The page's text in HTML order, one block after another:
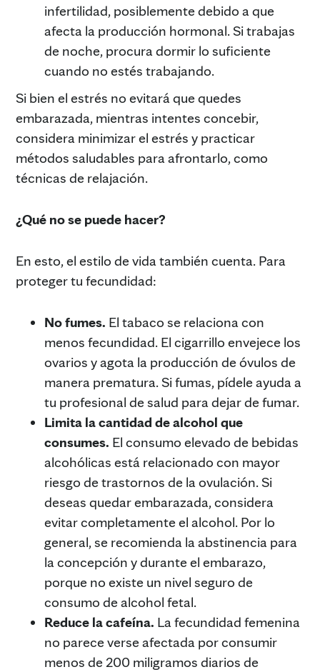
infertilidad, posiblemente debido a que
afecta la producción hormonal. Si trabajas
de noche, procura dormir lo suficiente
cuando no estés trabajando.
Si bien el estrés no evitará que quedes
embarazada, mientras intentes concebir,
considera minimizar el estrés y practicar
métodos saludables para afrontarlo, como
técnicas de relajación.
¿Qué no se puede hacer?
En esto, el estilo de vida también cuenta. Para
proteger tu fecundidad:
No fumes. El tabaco se relaciona con
menos fecundidad. El cigarrillo envejece los
ovarios y agota la producción de óvulos de
manera prematura. Si fumas, pídele ayuda a
tu profesional de salud para dejar de fumar.
Limita la cantidad de alcohol que
consumes. El consumo elevado de bebidas
alcohólicas está relacionado con mayor
riesgo de trastornos de la ovulación. Si
deseas quedar embarazada, considera
evitar completamente el alcohol. Por lo
general, se recomienda la abstinencia para
la concepción y durante el embarazo,
porque no existe un nivel seguro de
consumo de alcohol fetal.
Reduce la cafeína. La fecundidad femenina
no parece verse afectada por consumir
menos de 200 miligramos diarios de